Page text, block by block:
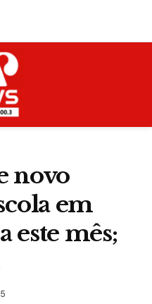
novo
em
este mês;